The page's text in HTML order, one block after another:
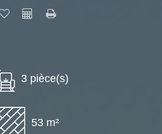
3 pièce(s)
53 m²